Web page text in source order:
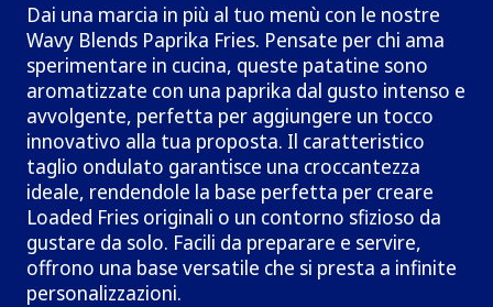
Dai una marcia in più al tuo menù con le nostre
Wavy Blends Paprika Fries. Pensate per chi ama
sperimentare in cucina, queste patatine sono
aromatizzate con una paprika dal gusto intenso e
avvolgente, perfetta per aggiungere un tocco
innovativo alla tua proposta. Il caratteristico
taglio ondulato garantisce una croccantezza
ideale, rendendole la base perfetta per creare
Loaded Fries originali o un contorno sfizioso da
gustare da solo. Facili da preparare e servire,
offrono una base versatile che si presta a infinite
personalizzazioni.